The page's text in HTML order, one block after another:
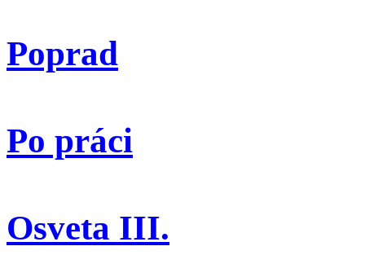
Poprad
Po práci
Osveta III.